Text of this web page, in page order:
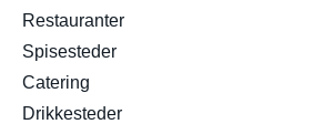
Restauranter
Spisesteder
Catering
Drikkesteder